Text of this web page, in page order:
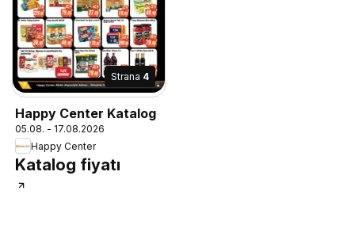
Strana 4
Happy Center Katalog
05.08. - 17.08.2026
Happy Center
Katalog fiyatı